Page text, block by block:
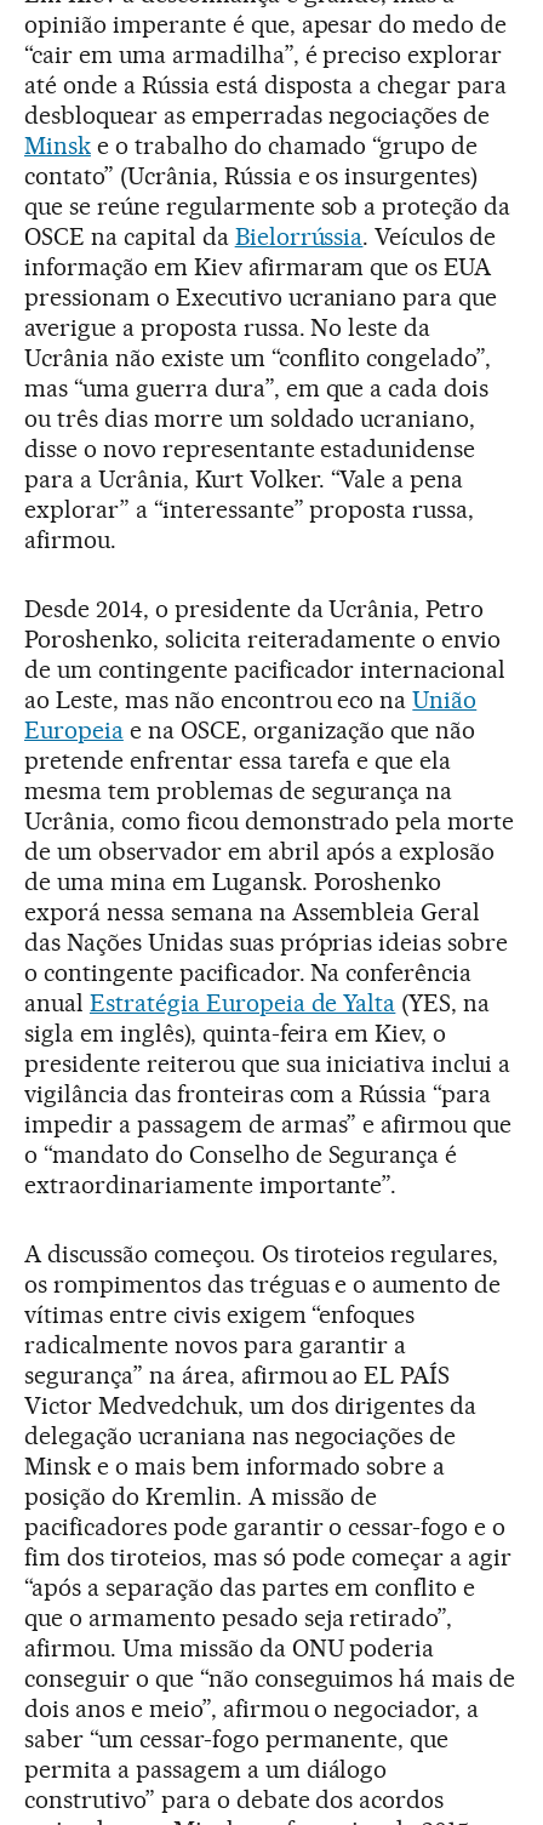
opinião imperante é que, apesar do medo de
“cair em uma armadilha”, é preciso explorar
até onde a Rússia está disposta a chegar para
desbloquear as emperradas negociações de
Minske o trabalho do chamado “grupo de
contato” (Ucrânia, Rússia e os insurgentes)
que se reúne regularmente sob a proteção da
OSCE na capital da Bielorrússia. Veículos de
informação em Kiev afirmaram que os EUA
pressionam o Executivo ucraniano para que
averigue a proposta russa. No leste da
Ucrânia não existe um “conflito congelado”,
mas “uma guerra dura”, em que a cada dois
ou três dias morre um soldado ucraniano,
disse o novo representante estadunidense
para a Ucrânia, Kurt Volker. “Vale a pena
explorar” a “interessante” proposta russa,
afirmou.
Desde 2014, o presidente da Ucrânia, Petro
Poroshenko, solicita reiteradamente o envio
de um contingente pacificador internacional
ao Leste, mas não encontrou eco naUnião
Europeiae na OSCE, organização que não
pretende enfrentar essa tarefa e que ela
mesma tem problemas de segurança na
Ucrânia, como ficou demonstrado pela morte
de um observador em abril após a explosão
de uma mina em Lugansk. Poroshenko
exporá nessa semana na Assembleia Geral
das Nações Unidas suas próprias ideias sobre
o contingente pacificador. Na conferência
anual Estratégia Europeia de Yalta (YES, na
sigla em inglês), quinta-feira em Kiev, o
presidente reiterou que sua iniciativa inclui a
vigilância das fronteiras com a Rússia “para
impedir a passagem de armas” e afirmou que
o “mandato do Conselho de Segurança é
extraordinariamente importante”.
A discussão começou. Os tiroteios regulares,
os rompimentos das tréguas e o aumento de
vítimas entre civis exigem “enfoques
radicalmente novos para garantir a
segurança” na área, afirmou ao EL PAÍS
Victor Medvedchuk, um dos dirigentes da
delegação ucraniana nas negociações de
Minsk e o mais bem informado sobre a
posição do Kremlin. A missão de
pacificadores pode garantir o cessar-fogo e o
fim dos tiroteios, mas só pode começar a agir
“após a separação das partes em conflito e
que o armamento pesado seja retirado”,
afirmou. Uma missão da ONU poderia
conseguir o que “não conseguimos há mais de
dois anos e meio”, afirmou o negociador, a
saber “um cessar-fogo permanente, que
permita a passagem a um diálogo
construtivo” para o debate dos acordos